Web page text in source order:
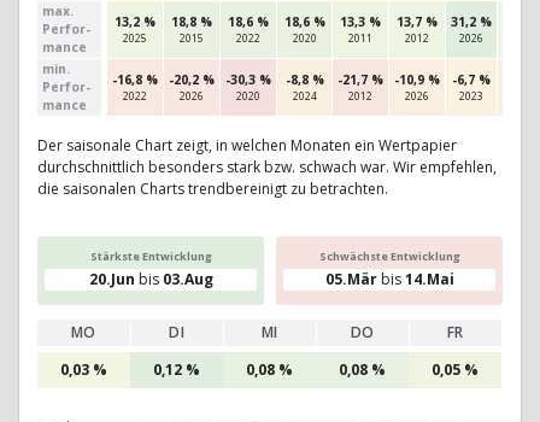
max.
Per­for­
mance
13,2 %
2025
18,8 %
2015
18,6 %
2022
18,6 %
2020
13,3 %
2011
13,7 %
2012
31,2 %
2026
min.
Per­for­
mance
-16,8 %
2022
-20,2 %
2026
-30,3 %
2020
-8,8 %
2024
-21,7 %
2012
-10,9 %
2026
-6,7 %
2023
Der saisonale Chart zeigt, in welchen Monaten ein Wertpapier
durchschnittlich besonders stark bzw. schwach war. Wir empfehlen,
die saisonalen Charts trendbereinigt zu betrachten.
Stärkste Entwicklung
20.Jun bis 03.Aug
Schwächste Entwicklung
05.Märbis14.Mai
MO DI MI DO
FR
0,03 %
0,12 % 0,08 % 0,08 % 0,05 %